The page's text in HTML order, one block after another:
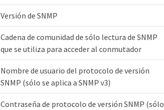
Versión de SNMP
Cadena de comunidad de sólo lectura de SNMP
que se utiliza para acceder al conmutador
Nombre de usuario del protocolo de versión
SNMP (sólo se aplica a SNMP v3)
Contraseña de protocolo de versión SNMP (sólo